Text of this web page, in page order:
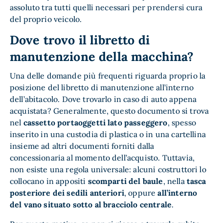
assoluto tra tutti quelli necessari per prendersi cura
del proprio veicolo.
Dove trovo il libretto di
manutenzione della macchina?
Una delle domande più frequenti riguarda proprio la
posizione del libretto di manutenzione all’interno
dell’abitacolo. Dove trovarlo in caso di auto appena
acquistata? Generalmente, questo documento si trova
nel cassetto portaoggetti lato passeggero, spesso
inserito in una custodia di plastica o in una cartellina
insieme ad altri documenti forniti dalla
concessionaria al momento dell’acquisto. Tuttavia,
non esiste una regola universale: alcuni costruttori lo
collocano in appositi scomparti del baule, nella tasca
posteriore dei sedili anteriori, oppureall’interno
del vano situato sotto al bracciolo centrale.